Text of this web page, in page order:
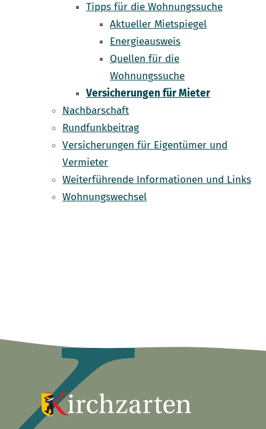
Tipps für die Wohnungssuche
Aktueller Mietspiegel
Energieausweis
Quellen für die
Wohnungssuche
Versicherungen für Mieter
Nachbarschaft
Rundfunkbeitrag
Versicherungen für Eigentümer und
Vermieter
Weiterführende Informationen und Links
Wohnungswechsel